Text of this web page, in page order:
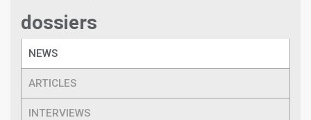
dossiers
NEWS
ARTICLES
INTERVIEWS